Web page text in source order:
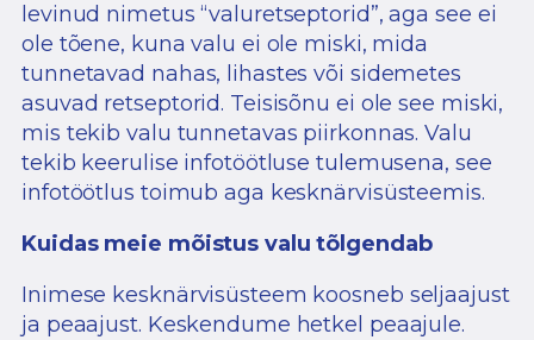
levinud nimetus “valuretseptorid”, aga see ei
ole tõene, kuna valu ei ole miski, mida
tunnetavad nahas, lihastes või sidemetes
asuvad retseptorid. Teisisõnu ei ole see miski,
mis tekib valu tunnetavas piirkonnas. Valu
tekib keerulise infotöötluse tulemusena, see
infotöötlus toimub aga kesknärvisüsteemis.
Kuidas meie mõistus valu tõlgendab
Inimese kesknärvisüsteem koosneb seljaajust
ja peaajust. Keskendume hetkel peaajule.